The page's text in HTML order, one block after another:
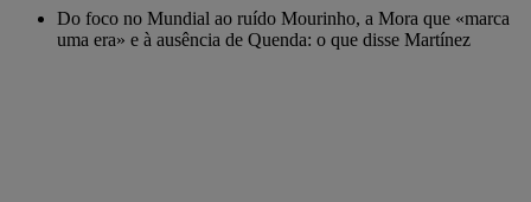
Do foco no Mundial ao ruído Mourinho, a Mora que «marca
uma era» e à ausência de Quenda: o que disse Martínez